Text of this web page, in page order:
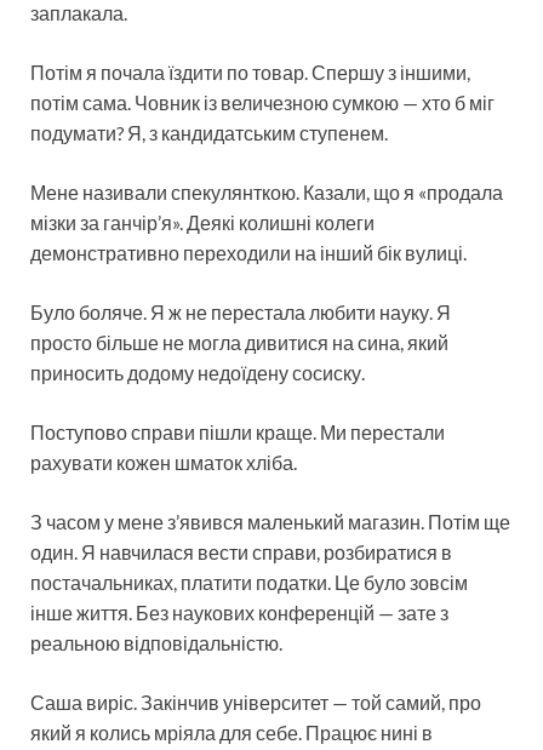
заплакала.
Потім я почала їздити по товар. Спершу з іншими,
потім сама. Човник із величезною сумкою — хто б міг
подумати? Я, з кандидатським ступенем.
Мене називали спекулянткою. Казали, що я «продала
мізки за ганчір’я». Деякі колишні колеги
демонстративно переходили на інший бік вулиці.
Було боляче. Я ж не перестала любити науку. Я
просто більше не могла дивитися на сина, який
приносить додому недоїдену сосиску.
Поступово справи пішли краще. Ми перестали
рахувати кожен шматок хліба.
З часом у мене з’явився маленький магазин. Потім ще
один. Я навчилася вести справи, розбиратися в
постачальниках, платити податки. Це було зовсім
інше життя. Без наукових конференцій — зате з
реальною відповідальністю.
Саша виріс. Закінчив університет — той самий, про
який я колись мріяла для себе. Працює нині в